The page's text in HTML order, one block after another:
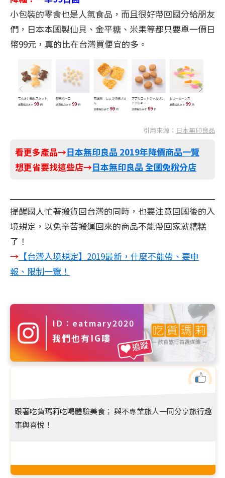
小包裝的零食也是人氣食品，而且很好帶回國分給朋友
們，日本本國製仙貝、金平糖、米果等都只要單一價日
幣99元，真的比在台灣買便宜的多。
引用來源： 日本無印良品
看更多產品→日本無印良品 2019年降價商品一覽
想更省要找這些店→日本無印良品 全國免稅分店
提醒國人忙著搬貨回台灣的同時，也要注意回國後的入
境規定，以免辛苦搬運回來的商品不能帶回家就糟糕
了！
→ 【台灣入境規定】2019最新，什麼不能帶、要申
報、限制一覽！
ID：eatmary2020
我們也有IG嘍
追蹤
跟著吃貨瑪莉吃喝體驗美食； 與不專業旅人一同分享旅行趣
事與喜悅！